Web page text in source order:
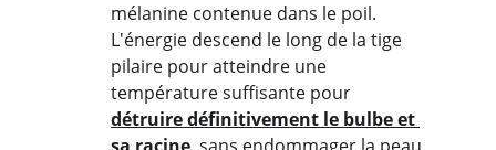
mélanine contenue dans le poil.
L'énergie descend le long de la tige
pilaire pour atteindre une
température suffisante pour
détruire définitivement le bulbe et